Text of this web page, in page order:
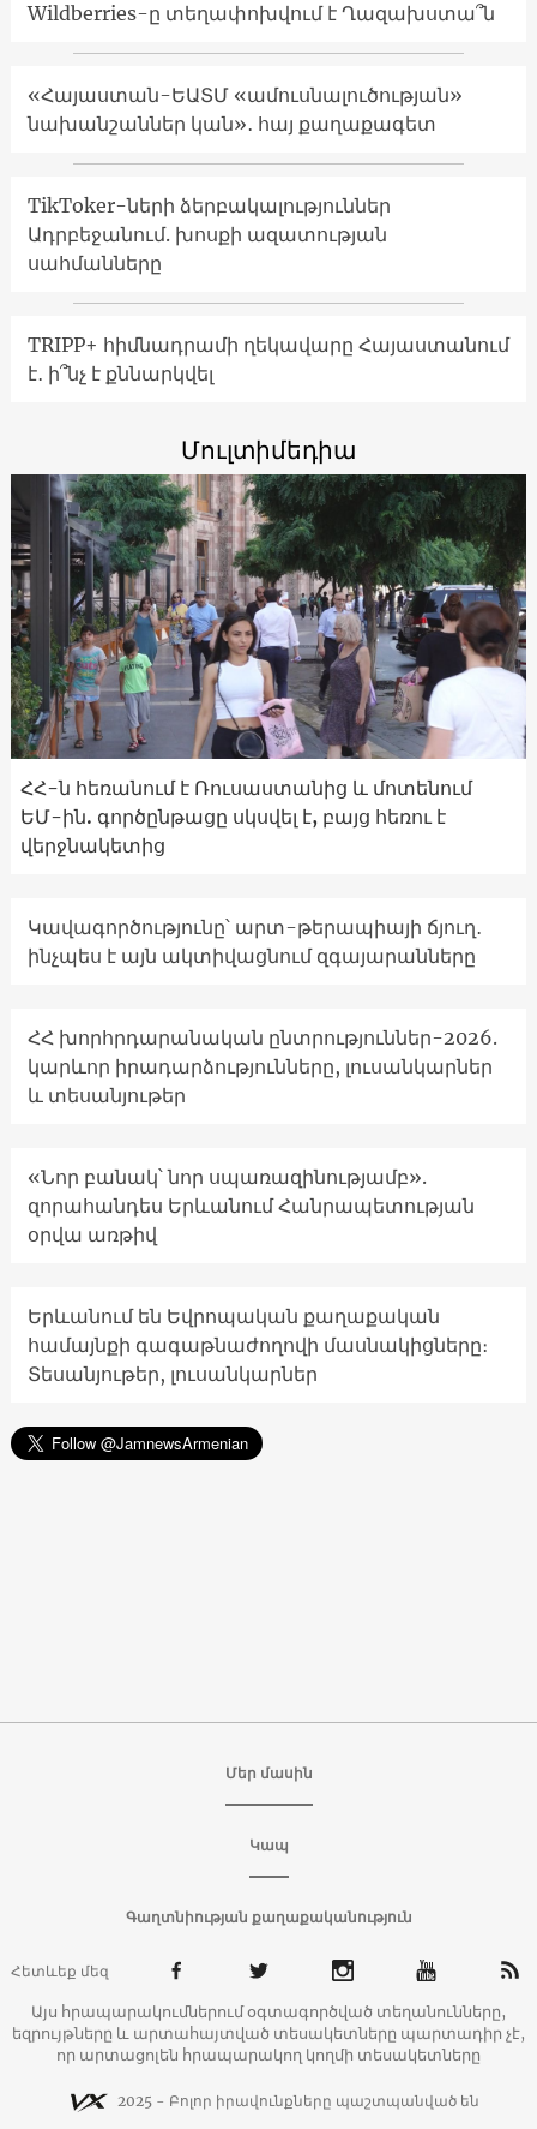
Wildberries-ը տեղափոխվում է Ղազախստա՞ն
«Հայաստան-ԵԱՏՄ «ամուսնալուծության»
նախանշաններ կան»․ հայ քաղաքագետ
TikToker-ների ձերբակալություններ
Ադրբեջանում. խոսքի ազատության
սահմանները
TRIPP+ հիմնադրամի ղեկավարը Հայաստանում
է․ ի՞նչ է քննարկվել
Մուլտիմեդիա
ՀՀ-ն հեռանում է Ռուսաստանից և մոտենում
ԵՄ-ին. գործընթացը սկսվել է, բայց հեռու է
վերջնակետից
Կավագործությունը՝ արտ-թերապիայի ճյուղ․
ինչպես է այն ակտիվացնում զգայարանները
ՀՀ խորհրդարանական ընտրություններ-2026.
կարևոր իրադարձությունները, լուսանկարներ
և տեսանյութեր
«Նոր բանակ՝ նոր սպառազինությամբ».
զորահանդես Երևանում Հանրապետության
օրվա առթիվ
Երևանում են Եվրոպական քաղաքական
համայնքի գագաթնաժողովի մասնակիցները։
Տեսանյութեր, լուսանկարներ
Մեր մասին
Կապ
Գաղտնիության քաղաքականություն
Հետևեք մեզ
Այս հրապարակումներում օգտագործված տեղանունները,
եզրույթները և արտահայտված տեսակետները պարտադիր չէ,
որ արտացոլեն հրապարակող կողմի տեսակետները
2025 - Բոլոր իրավունքները պաշտպանված են